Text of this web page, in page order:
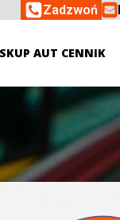
Zadzwoń
SKUP AUT CENNIK